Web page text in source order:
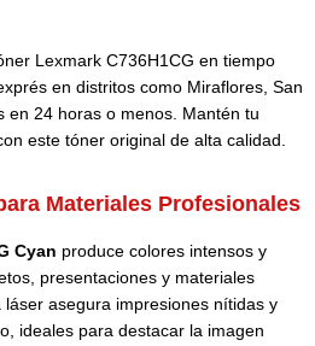
Lexmark C736H1CG en tiempo
en distritos como Miraflores, San
en 24 horas o menos. Mantén tu
este tóner original de alta calidad.
Materiales Profesionales
Cyan produce colores intensos y
presentaciones y materiales
asegura impresiones nítidas y
ideales para destacar la imagen